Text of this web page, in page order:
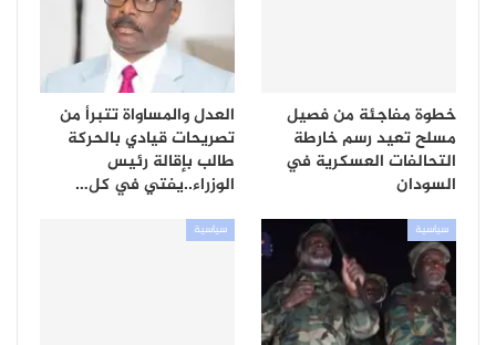
خطوة مفاجئة من فصيل
مسلح تعيد رسم خارطة
التحالفات العسكرية في
السودان
العدل والمساواة تتبرأ من
تصريحات قيادي بالحركة
طالب بإقالة رئيس
الوزراء..يفتي في كل…
سياسية سياسية